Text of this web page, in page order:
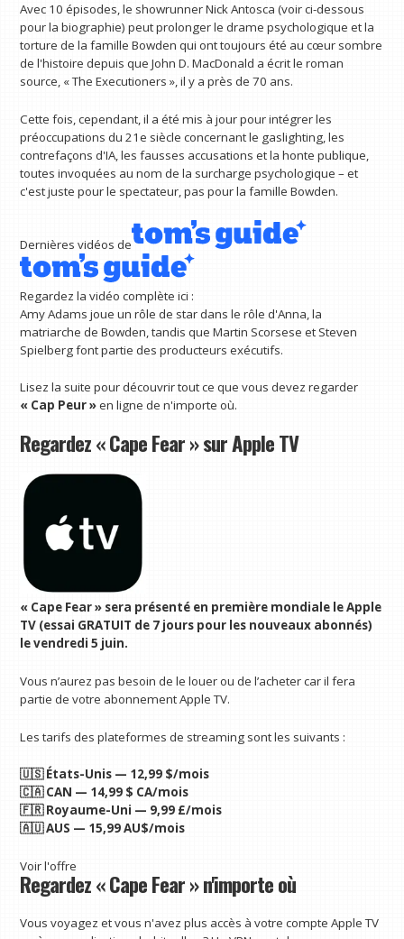
Avec 10 épisodes, le showrunner Nick Antosca (voir ci-dessous
pour la biographie) peut prolonger le drame psychologique et la
torture de la famille Bowden qui ont toujours été au cœur sombre
de l'histoire depuis que John D. MacDonald a écrit le roman
source, « The Executioners », il y a près de 70 ans.
Cette fois, cependant, il a été mis à jour pour intégrer les
préoccupations du 21e siècle concernant le gaslighting, les
contrefaçons d'IA, les fausses accusations et la honte publique,
toutes invoquées au nom de la surcharge psychologique – et
c'est juste pour le spectateur, pas pour la famille Bowden.
Dernières vidéos de
Regardez la vidéo complète ici :
Amy Adams joue un rôle de star dans le rôle d'Anna, la
matriarche de Bowden, tandis que Martin Scorsese et Steven
Spielberg font partie des producteurs exécutifs.
Lisez la suite pour découvrir tout ce que vous devez regarder
« Cap Peur »en ligne de n'importe où.
Regardez « Cape Fear » sur Apple TV
« Cape Fear » sera présenté en première mondiale leApple
TV (essai GRATUIT de 7 jours pour les nouveaux abonnés)
le vendredi 5 juin.
Vous n’aurez pas besoin de le louer ou de l’acheter car il fera
partie de votre abonnement Apple TV.
Les tarifs des plateformes de streaming sont les suivants :
🇺🇸 États-Unis — 12,99 $/mois
🇨🇦 CAN — 14,99 $ CA/mois
🇫🇷 Royaume-Uni — 9,99 £/mois
🇦🇺 AUS — 15,99 AU$/mois
Voir l'offre
Regardez « Cape Fear » n'importe où
Vous voyagez et vous n'avez plus accès à votre compte Apple TV